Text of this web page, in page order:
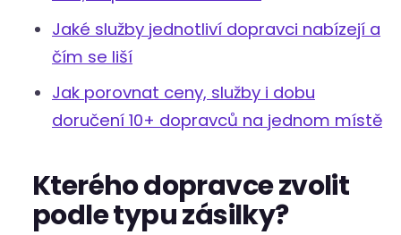
Jaké služby jednotliví dopravci nabízejí a
čím se liší
Jak porovnat ceny, služby i dobu
doručení 10+ dopravců na jednom místě
Kterého dopravce zvolit
podle typu zásilky?